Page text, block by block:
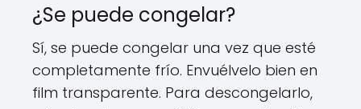
¿Se puede congelar?
Sí, se puede congelar una vez que esté
completamente frío. Envuélvelo bien en
film transparente. Para descongelarlo,